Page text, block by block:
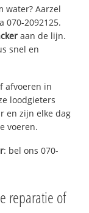
water? Aarzel
070-2092125.
aan de lijn.
snel en
afvoeren in
loodgieters
en zijn elke dag
voeren.
: bel ons 070-
reparatie of